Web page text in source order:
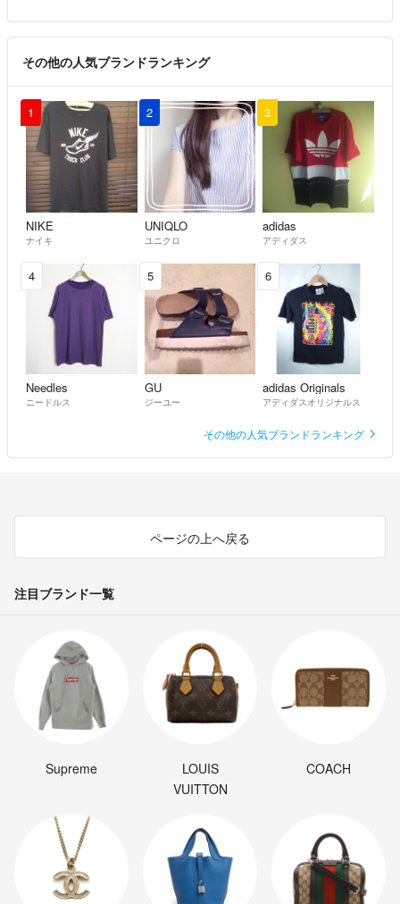
その他の人気ブランドランキング
1
NIKE
ナイキ
2
UNIQLO
ユニクロ
3
adidas
アディダス
4
Needles
ニードルス
5
GU
ジーユー
6
adidas Originals
アディダスオリジナルス
その他の人気ブランドランキング
ページの上へ戻る
注目ブランド一覧
Supreme
LOUIS
VUITTON
COACH